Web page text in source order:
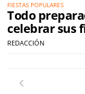
FIESTAS POPULARES
Todo
celebrar sus
REDACCIÓN